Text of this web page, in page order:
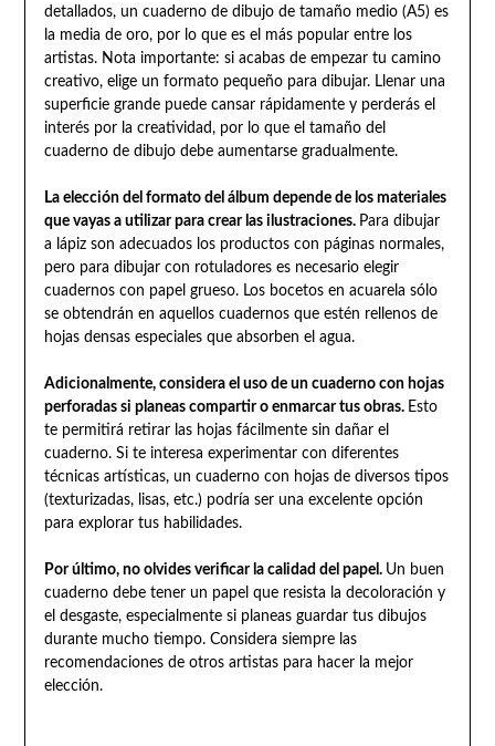
detallados, un cuaderno de dibujo de tamaño medio (A5) es
la media de oro, por lo que es el más popular entre los
artistas. Nota importante: si acabas de empezar tu camino
creativo, elige un formato pequeño para dibujar. Llenar una
superficie grande puede cansar rápidamente y perderás el
interés por la creatividad, por lo que el tamaño del
cuaderno de dibujo debe aumentarse gradualmente.
La elección del formato del álbum depende de los materiales
que vayas a utilizar para crear las ilustraciones. Para dibujar
a lápiz son adecuados los productos con páginas normales,
pero para dibujar con rotuladores es necesario elegir
cuadernos con papel grueso. Los bocetos en acuarela sólo
se obtendrán en aquellos cuadernos que estén rellenos de
hojas densas especiales que absorben el agua.
Adicionalmente, considera el uso de un cuaderno con hojas
perforadas si planeas compartir o enmarcar tus obras. Esto
te permitirá retirar las hojas fácilmente sin dañar el
cuaderno. Si te interesa experimentar con diferentes
técnicas artísticas, un cuaderno con hojas de diversos tipos
(texturizadas, lisas, etc.) podría ser una excelente opción
para explorar tus habilidades.
Por último, no olvides verificar la calidad del papel. Un buen
cuaderno debe tener un papel que resista la decoloración y
el desgaste, especialmente si planeas guardar tus dibujos
durante mucho tiempo. Considera siempre las
recomendaciones de otros artistas para hacer la mejor
elección.